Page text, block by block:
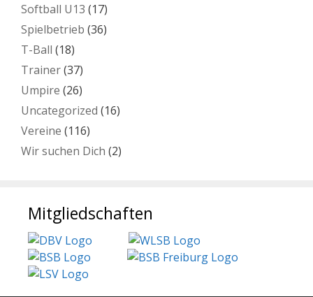
Softball U13 (17)
Spielbetrieb (36)
T-Ball (18)
Trainer(37)
Umpire (26)
Uncategorized (16)
Vereine (116)
Wir suchen Dich (2)
Mitgliedschaften